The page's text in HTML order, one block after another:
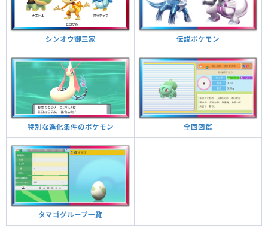
シンオウ御三家 伝説ポケモン
特別な進化条件のポケモン 全国図鑑
タマゴグループ一覧
-